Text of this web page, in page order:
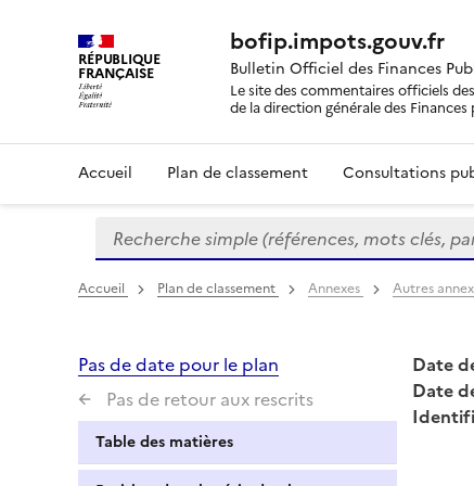
RÉPUBLIQUE
FRANÇAISE
bofip.impots.gouv.fr
Bulletin Officiel des Finances
Le site des commentaires officiels
de la direction générale des Finances
Accueil Plan de classement Consultations
Formulaire
de
recherche
Recherche simple (références, mots clés,
Accueil Plan de classement Annexes Autres
Pas de date pour le plan
Pas de retour aux rescrits
Table des matières
Date
Date